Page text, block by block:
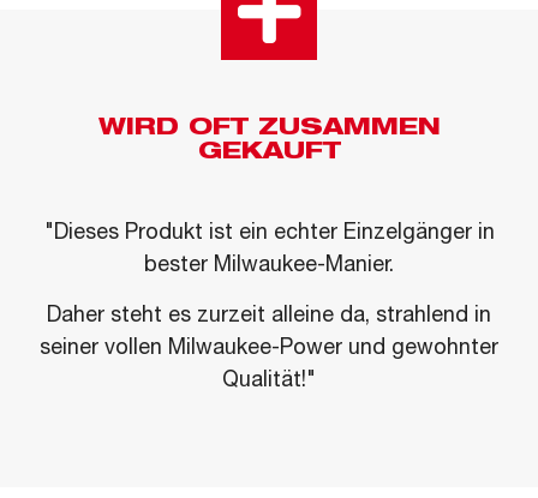
WIRD OFT ZUSAMMEN
GEKAUFT
"Dieses Produkt ist ein echter Einzelgänger in
bester Milwaukee-Manier.
Daher steht es zurzeit alleine da, strahlend in
seiner vollen Milwaukee-Power und gewohnter
Qualität!"